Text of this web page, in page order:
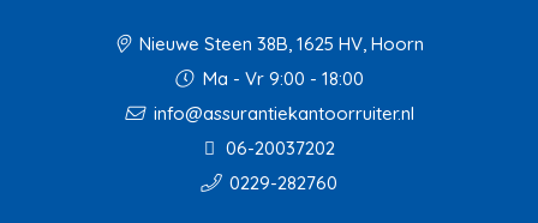
Nieuwe Steen 38B, 1625 HV, Hoorn
Ma - Vr 9:00 - 18:00
info@assurantiekantoorruiter.nl
06-20037202
0229-282760